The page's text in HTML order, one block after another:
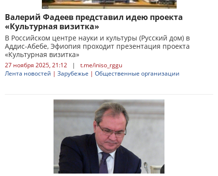
Валерий Фадеев представил идею проекта
«Культурная визитка»
В Российском центре науки и культуры (Русский дом) в
Аддис-Абебе, Эфиопия проходит презентация проекта
«Культурная визитка»
27 ноября 2025, 21:12 |
t.me/iniso_rggu
Лента новостей | Зарубежье | Общественные организации